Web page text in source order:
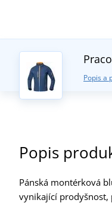
Popis a
Popis
Pánská montérková
vynikající prodyšnost,